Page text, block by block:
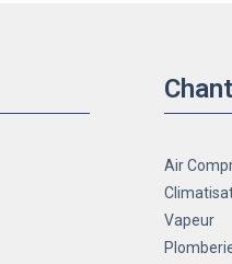
Air
Vapeur